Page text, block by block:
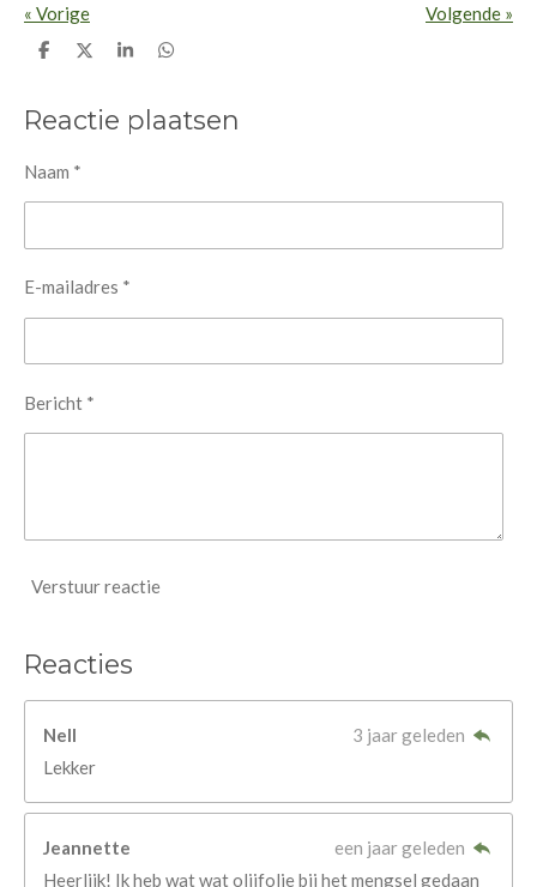
« Vorige Volgende »
D
e
n
D
l
S
e
D
e
n
Reactie plaatsen
Naam *
E-mailadres *
Bericht *
Verstuur reactie
Reacties
Nell
3 jaar geleden
Lekker
Jeannette
een jaar geleden
Heerlijk! Ik heb wat wat olijfolie bij het mengsel gedaan